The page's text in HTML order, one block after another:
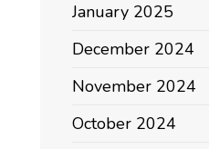
January 2025
December 2024
November 2024
October 2024